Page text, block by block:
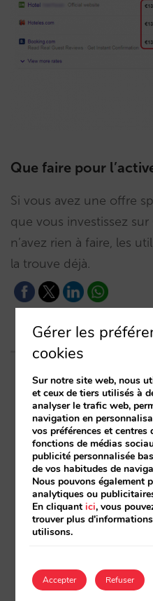
Que faire pour
Si vous avez une offre
que vous investissez
n’avez rien à faire, les
la trouve déjà.
Entrées
Grupo Camino Real
d’affaires de 83 % et
Performance Max
+25 % de revenus
métamoteurs : le cas
Comment les
Mirai, le premier
d’hôtels en 3D natif
Gérer les
cookies
Sur notre site web, nous
et ceux de tiers utilisés à
analyser le trafic web,
navigation en
vos préférences et
fonctions de médias
publicité personnalisée
de vos habitudes de
Nous pouvons également
analytiques ou
En cliquantici, vous
trouver plus
utilisons.
Accepter Refuser